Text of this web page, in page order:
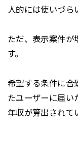
人的には使いづら
ただ、表示案件が
す。
希望する条件に合
たユーザーに届い
年収が算出されて